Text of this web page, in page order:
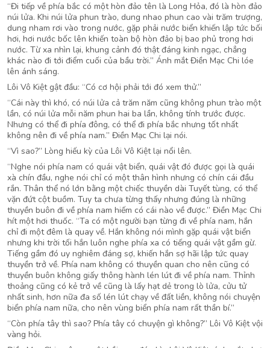
“Đi tiếp về phía bắc có một hòn đảo tên là Long Hỏa, đó là hòn đảo
núi lửa. Khi núi lửa phun trào, dung nhao phun cao vài trăm trượng,
dung nham rơi vào trong nước, gặp phải nước biển khiến lập tức bối
hơi, hơi nước bốc lên khiến toàn bộ hòn đảo bị bao phủ trong hơi
nước. Từ xa nhìn lại, khung cảnh đó thật đáng kinh ngạc, chẳng
khác nào đi tới điểm cuối của bầu trời.” Ánh mắt Điền Mạc Chi lóe
lên ánh sáng.
Lôi Vô Kiệt gật đầu: “Có cơ hội phải tới đó xem thử.”
“Cái này thì khó, có núi lửa cả trăm năm cũng không phun trào một
lần, có núi lửa mỗi năm phun hai ba lần, không tính trước được.
Nhưng có thể đi phía đông, có thể đi phía bắc nhưng tốt nhất
không nên đi về phía nam.” Điền Mạc Chi lại nói.
“Vì sao?” Lòng hiếu kỳ của Lôi Vô Kiệt lại nổi lên.
“Nghe nói phía nam có quái vật biển, quái vật đó được gọi là quái
xà chín đầu, nghe nói chỉ có một thân hình nhưng có chín cái đầu
rắn. Thân thể nó lớn bằng một chiếc thuyền dài Tuyết tùng, có thể
vặn đứt cột buồm. Tuy ta chưa từng thấy nhưng đúng là những
thuyền buôn đi về phía nam hiếm có cái nào về được.” Điền Mạc Chi
hít một hơi thuốc. “Ta có một người bạn từng đi về phía nam, hắn
chỉ đi một đêm là quay về. Hắn không nói mình gặp quái vật biển
nhưng khi trời tối hắn luôn nghe phía xa có tiếng quái vật gầm gừ.
Tiếng gầm đó uy nghiêm đáng sợ, khiến hắn sợ hãi lập tức quay
thuyền trở về. Phía nam không có thuyền quan cho nên cũng có
thuyền buôn không giấy thông hành lén lút đi về phía nam. Thỉnh
thoảng cũng có kẻ trở về cũng là lấy hạt dẻ trong lò lửa, cửu tử
nhất sinh, hơn nữa đa số lén lút chạy về đất liền, không nói chuyện
biển phía nam nữa, cho nên vùng biển phía nam rất thần bí.”
“Còn phía tây thì sao? Phía tây có chuyện gì không?” Lôi Vô Kiệt vội
vàng hỏi.